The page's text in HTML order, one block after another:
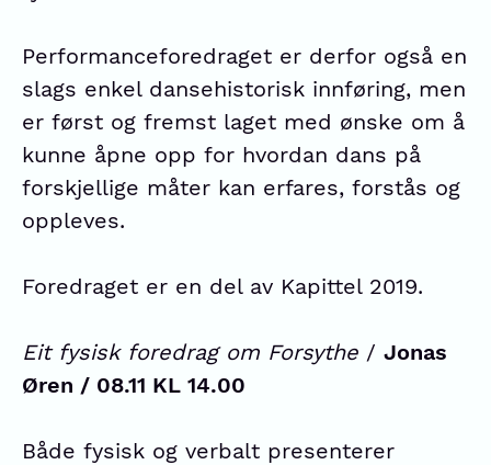
Performanceforedraget er derfor også en
slags enkel dansehistorisk innføring, men
er først og fremst laget med ønske om å
kunne åpne opp for hvordan dans på
forskjellige måter kan erfares, forstås og
oppleves.
Foredraget er en del av Kapittel 2019.
Eit fysisk foredrag om Forsythe / Jonas
Øren / 08.11 KL 14.00
Både fysisk og verbalt presenterer